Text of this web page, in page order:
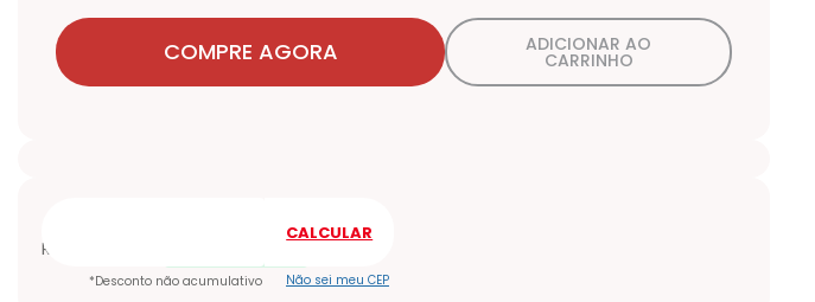
COMPRE AGORA ADICIONAR AO
CARRINHO
Não sei meu CEP